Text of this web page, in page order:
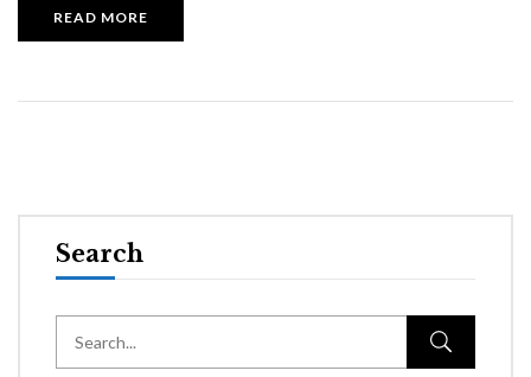
Search
READ MORE